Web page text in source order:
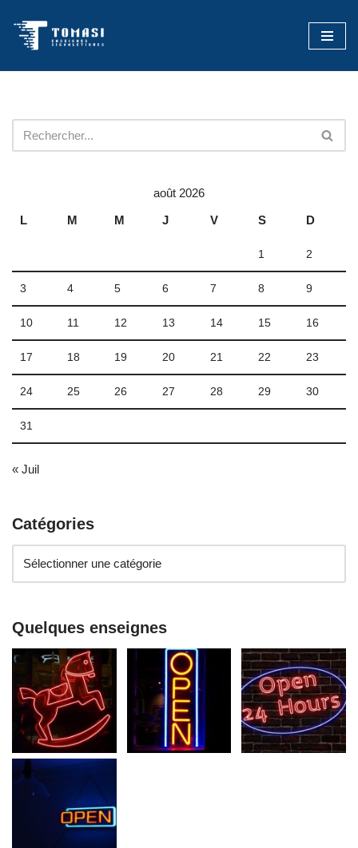
Aller
août 2026
L
M M J V S D
1 2
3 4 5 6 7 8 9
10 11 12 13 14 15 16
17 18 19 20 21 22 23
24 25 26 27 28 29 30
31
« Juil
Catégories
Quelques enseignes